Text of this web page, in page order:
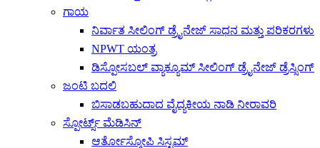
ಗಾಯ
ನಿರ್ವಾತ ಸೀಲಿಂಗ್ ಡ್ರೈನೇಜ್ ಸಾಧನ ಮತ್ತು ಪರಿಕರಗಳು
NPWT ಯಂತ್ರ
ಡಿಸ್ಪೋಸಬಲ್ ವ್ಯಾಕ್ಯೂಮ್ ಸೀಲಿಂಗ್ ಡ್ರೈನೇಜ್ ಡ್ರೆಸ್ಸಿಂಗ್
ಜಂಟಿ ಬದಲಿ
ಬಿಸಾಡಬಹುದಾದ ವೈದ್ಯಕೀಯ ನಾಡಿ ನೀರಾವರಿ
ಸ್ಪೋರ್ಟ್ಸ್ ಮೆಡಿಸಿನ್
ಆರ್ತೋಸ್ಕೋಪಿ ಸಿಸ್ಟಮ್